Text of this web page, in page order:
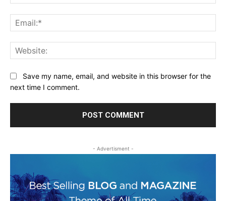
Save my name, email, and website in this browser for the
next time I comment.
- Advertisment -